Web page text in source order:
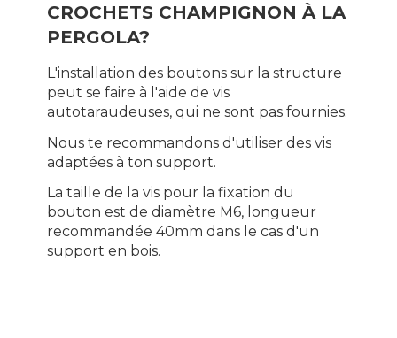
CROCHETS CHAMPIGNON À LA
PERGOLA?
L'installation des boutons sur la structure
peut se faire à l'aide de vis
autotaraudeuses, qui ne sont pas fournies.
Nous te recommandons d'utiliser des vis
adaptées à ton support.
La taille de la vis pour la fixation du
bouton est de diamètre M6, longueur
recommandée 40mm dans le cas d'un
support en bois.